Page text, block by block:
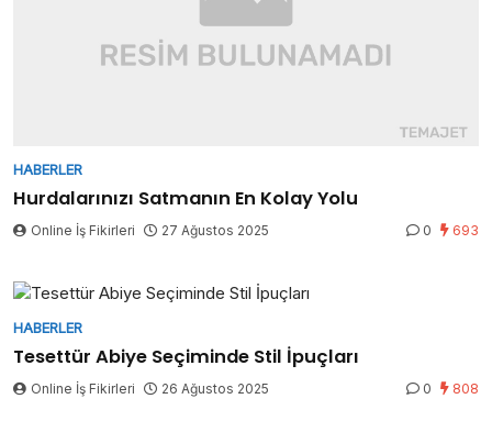
HABERLER
Hurdalarınızı Satmanın En Kolay Yolu
Online İş Fikirleri 27 Ağustos 2025 0 693
HABERLER
Tesettür Abiye Seçiminde Stil İpuçları
Online İş Fikirleri 26 Ağustos 2025 0 808